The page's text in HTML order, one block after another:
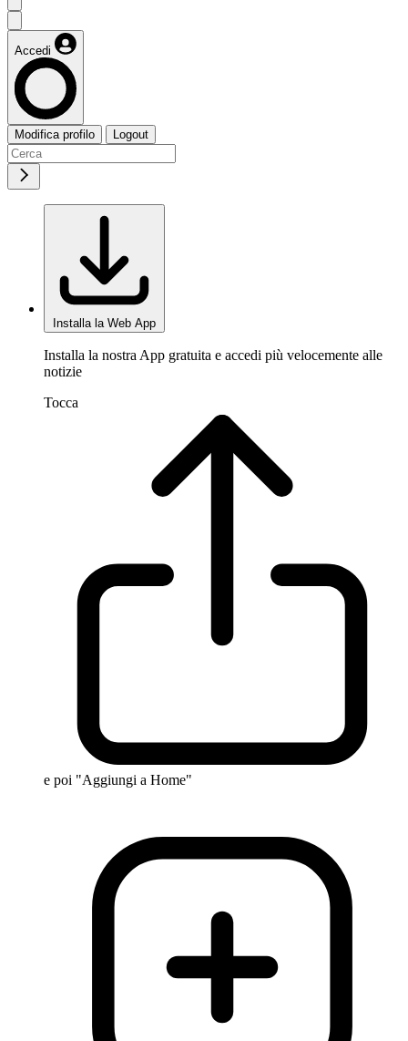
Accedi
Modifica profilo Logout
Installa la Web App
Installa la nostra App gratuita e accedi più velocemente alle
notizie
Tocca
e poi "Aggiungi a Home"